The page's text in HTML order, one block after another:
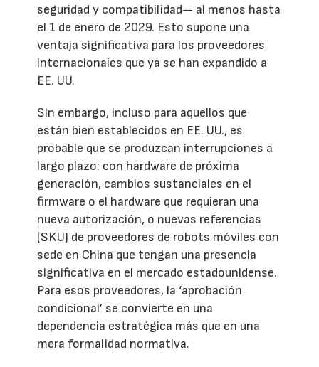
seguridad y compatibilidad— al menos hasta
el 1 de enero de 2029. Esto supone una
ventaja significativa para los proveedores
internacionales que ya se han expandido a
EE. UU.
Sin embargo, incluso para aquellos que
están bien establecidos en EE. UU., es
probable que se produzcan interrupciones a
largo plazo: con hardware de próxima
generación, cambios sustanciales en el
firmware o el hardware que requieran una
nueva autorización, o nuevas referencias
(SKU) de proveedores de robots móviles con
sede en China que tengan una presencia
significativa en el mercado estadounidense.
Para esos proveedores, la ‘aprobación
condicional’ se convierte en una
dependencia estratégica más que en una
mera formalidad normativa.